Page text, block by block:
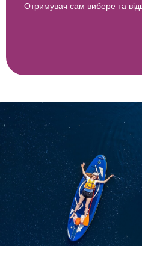
Отримувач сам вибере та